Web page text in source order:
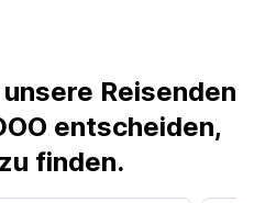
Reisenden
entscheiden,
finden.